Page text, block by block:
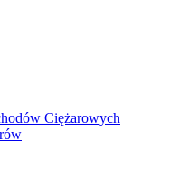
Ciężarowych